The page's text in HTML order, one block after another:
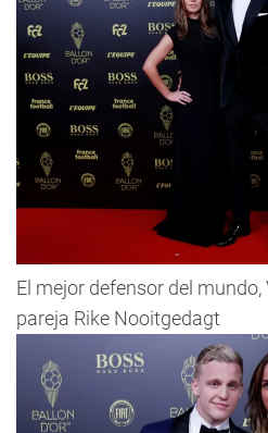
El mejor defensor del mundo,
pareja Rike Nooitgedagt